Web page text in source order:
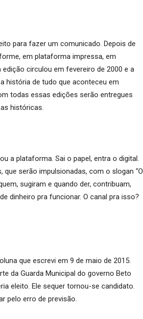
para fazer um comunicado. Depois de
em plataforma impressa, em
circulou em fevereiro de 2000 e a
história de tudo que aconteceu em
todas essas edições serão entregues
históricas.
a plataforma. Sai o papel, entra o digital.
serão impulsionadas, com o slogan “O
sugiram e quando der, contribuam,
dinheiro pra funcionar. O canal pra isso?
que escrevi em 9 de maio de 2015.
da Guarda Municipal do governo Beto
eleito. Ele sequer tornou-se candidato.
pelo erro de previsão.